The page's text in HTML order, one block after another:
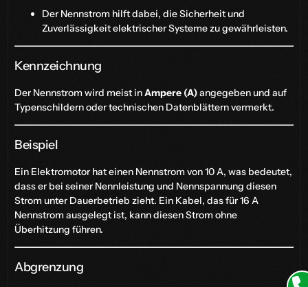
Der Nennstrom hilft dabei, die Sicherheit und
Zuverlässigkeit elektrischer Systeme zu gewährleisten.
Kennzeichnung
Der Nennstrom wird meist inAmpere (A)angegeben und auf
Typenschildern oder technischen Datenblättern vermerkt.
Beispiel
Ein Elektromotor hat einen Nennstrom von 10 A, was bedeutet,
dass er bei seiner Nennleistung und Nennspannung diesen
Strom unter Dauerbetrieb zieht. Ein Kabel, das für 16 A
Nennstrom ausgelegt ist, kann diesen Strom ohne
Überhitzung führen.
Abgrenzung